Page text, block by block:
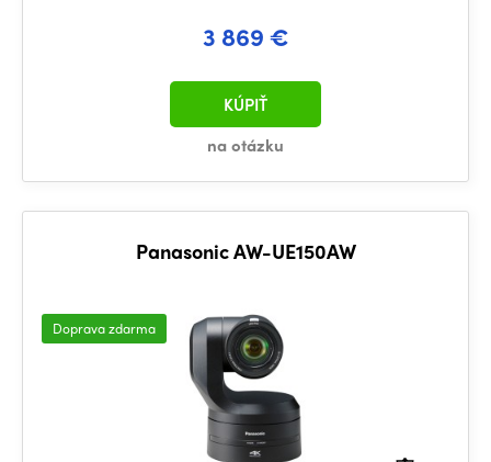
3 869 €
na otázku
KÚPIŤ
Panasonic AW-UE150AW
Doprava zdarma